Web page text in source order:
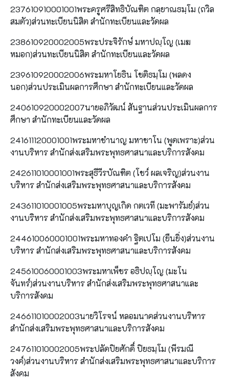
237610910001001พระครูศรีสิทธิบัณฑิต กลฺยาณธมฺโม (ถวิล
สมตัว)ส่วนทะเบียนนิสิต สำนักทะเบียนและวัดผล
238610920002005พระประจิรักษ์ มหาปญฺโญ (เมฆ
หมอก)ส่วนทะเบียนนิสิต สำนักทะเบียนและวัดผล
239610920002006พระมหาโยธิน โชติธมฺโม (พลดง
นอก)ส่วนประเมินผลการศึกษา สำนักทะเบียนและวัดผล
240610920002007นายอภิวัฒน์ สันฐานส่วนประเมินผลการ
ศึกษา สำนักทะเบียนและวัดผล
241611120001001พระมหาชำนาญ มหาชาโน (พูดเพราะ)ส่วน
งานบริหาร สำนักส่งเสริมพระพุทธศาสนาและบริการสังคม
242611010001001พระสุธีวีรบัณฑิต (โชว์ ผลเจริญ)ส่วนงาน
บริหาร สำนักส่งเสริมพระพุทธศาสนาและบริการสังคม
243611010001005พระมหาบุญเกิด กตเวที (มะพารัมย์)ส่วน
งานบริหาร สำนักส่งเสริมพระพุทธศาสนาและบริการสังคม
244610060001001พระมหาทองคำ ฐิตเปโม (ยืนยิ่ง)ส่วนงาน
บริหาร สำนักส่งเสริมพระพุทธศาสนาและบริการสังคม
245610060001003พระมหาเพ็ชร อธิปญฺโญ (มะโน
จันทร์)ส่วนงานบริหาร สำนักส่งเสริมพระพุทธศาสนาและ
บริการสังคม
246611010002003นายวิโรจน์ หลอมนาคส่วนงานบริหาร
สำนักส่งเสริมพระพุทธศาสนาและบริการสังคม
247611010002005พระปลัดปิยศักดิ์ ปิยธมฺโม (พีรมณี
วงค์)ส่วนงานบริหาร สำนักส่งเสริมพระพุทธศาสนาและบริการ
สังคม